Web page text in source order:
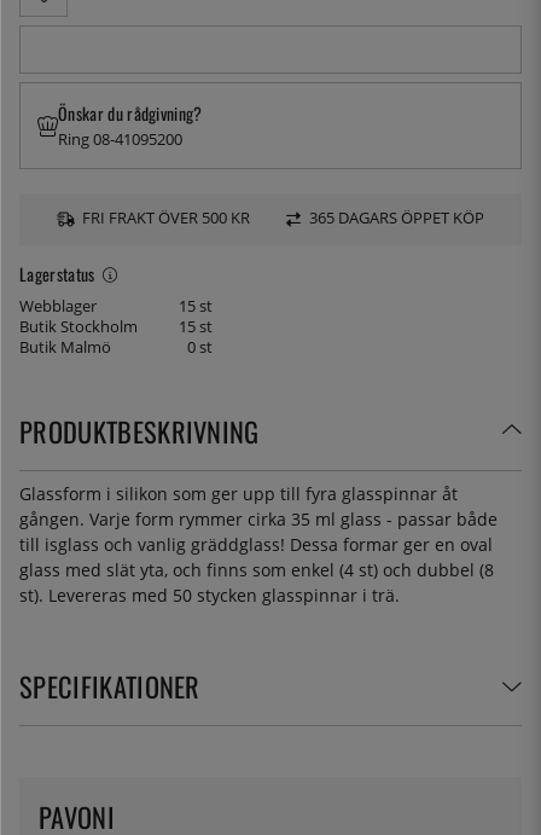
Lagerstatus
Webblager
15 st
Butik Stockholm
15 st
Butik Malmö
0 st
Önskar du rådgivning?
Ring 08-41095200
FRI FRAKT ÖVER 500 KR 365 DAGARS ÖPPET KÖP
PRODUKTBESKRIVNING
Glassform i silikon som ger upp till fyra glasspinnar åt
gången. Varje form rymmer cirka 35 ml glass - passar både
till isglass och vanlig gräddglass! Dessa formar ger en oval
glass med slät yta, och finns som enkel (4 st) och dubbel (8
st). Levereras med 50 stycken glasspinnar i trä.
SPECIFIKATIONER
PAVONI